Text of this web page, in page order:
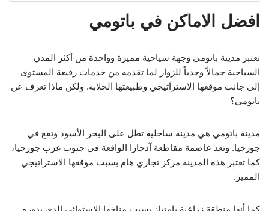
افضل الاماكن في باتومي
تعتبر مدينة باتومي وجهة سياحية مميزة وواحدة من أكثر المدن
السياحية جمالاً وجذباً للزوار لما تقدمه من خدمات رفيعة المستوى
إلى جانب موقعها الاستراتيجي وطبيعتها الخلابة. ولكن ماذا تعرف عن
باتومي؟
مدينة باتومي هي مدينة ساحلية تطل على البحر الأسود وتقع في
جورجيا. وتعد عاصمة مقاطعة آدجارا الواقعة في جنوب غرب جورجيا،
كما تعتبر هذه المدينة مركز تجاري هام بسبب موقعها الاستراتيجي
المميز.
كما أنها منطقة زراعية بامتياز بسبب مناخها الاستوائي الذي بدوره